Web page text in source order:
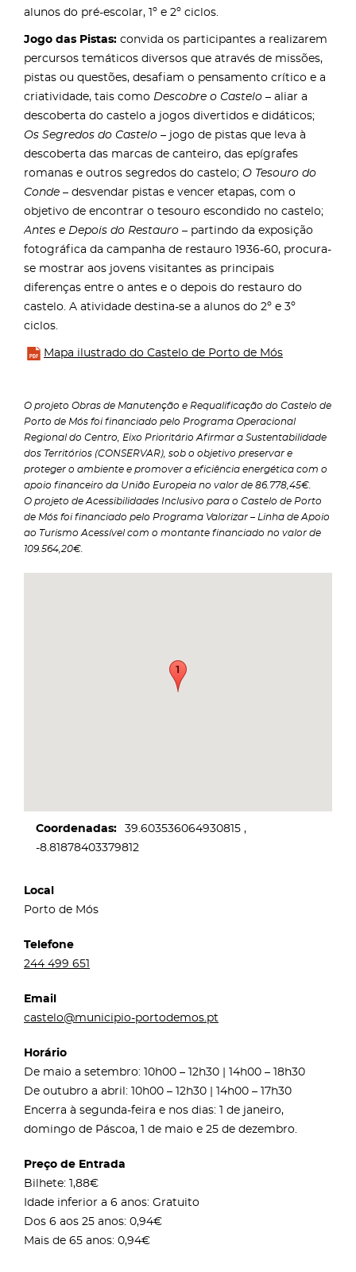
alunos do pré-escolar, 1º e 2º ciclos.
Jogo das Pistas: convida os participantes a realizarem
percursos temáticos diversos que através de missões,
pistas ou questões, desafiam o pensamento crítico e a
criatividade, tais como Descobre o Castelo – aliar a
descoberta do castelo a jogos divertidos e didáticos;
Os Segredos do Castelo – jogo de pistas que leva à
descoberta das marcas de canteiro, das epígrafes
romanas e outros segredos do castelo; O Tesouro do
Conde – desvendar pistas e vencer etapas, com o
objetivo de encontrar o tesouro escondido no castelo;
Antes e Depois do Restauro – partindo da exposição
fotográfica da campanha de restauro 1936-60, procura-
se mostrar aos jovens visitantes as principais
diferenças entre o antes e o depois do restauro do
castelo. A atividade destina-se a alunos do 2º e 3º
ciclos.
Mapa ilustrado do Castelo de Porto de Mós
O projeto Obras de Manutenção e Requalificação do Castelo de
Porto de Mós foi financiado pelo Programa Operacional
Regional do Centro, Eixo Prioritário Afirmar a Sustentabilidade
dos Territórios (CONSERVAR), sob o objetivo preservar e
proteger o ambiente e promover a eficiência energética com o
apoio financeiro da União Europeia no valor de 86.778,45€.
O projeto de Acessibilidades Inclusivo para o Castelo de Porto
de Mós foi financiado pelo Programa Valorizar – Linha de Apoio
ao Turismo Acessível com o montante financiado no valor de
109.564,20€.
Coordenadas
39.603536064930815
-8.81878403379812
Local
Porto de Mós
Telefone
244 499 651
Email
castelo@municipio-portodemos.pt
Horário
De maio a setembro: 10h00 – 12h30 | 14h00 – 18h30
De outubro a abril: 10h00 – 12h30 | 14h00 – 17h30
Encerra à segunda-feira e nos dias: 1 de janeiro,
domingo de Páscoa, 1 de maio e 25 de dezembro.
Preço de Entrada
Bilhete: 1,88€
Idade inferior a 6 anos: Gratuito
Dos 6 aos 25 anos: 0,94€
Mais de 65 anos: 0,94€